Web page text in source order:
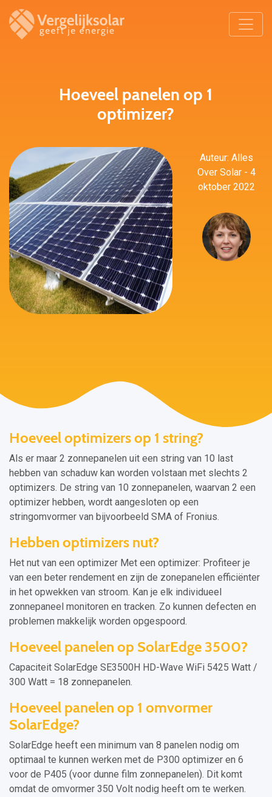
Hoeveel panelen op 1
optimizer?
Auteur: Alles
Over Solar - 4
oktober 2022
Hoeveel optimizers op 1 string?
Als er maar 2 zonnepanelen uit een string van 10 last
hebben van schaduw kan worden volstaan met slechts 2
optimizers. De string van 10 zonnepanelen, waarvan 2 een
optimizer hebben, wordt aangesloten op een
stringomvormer van bijvoorbeeld SMA of Fronius.
Hebben optimizers nut?
Het nut van een optimizer Met een optimizer: Profiteer je
van een beter rendement en zijn de zonepanelen efficiënter
in het opwekken van stroom. Kan je elk individueel
zonnepaneel monitoren en tracken. Zo kunnen defecten en
problemen makkelijk worden opgespoord.
Hoeveel panelen op SolarEdge 3500?
Capaciteit SolarEdge SE3500H HD-Wave WiFi 5425 Watt /
300 Watt = 18 zonnepanelen.
Hoeveel panelen op 1 omvormer
SolarEdge?
SolarEdge heeft een minimum van 8 panelen nodig om
optimaal te kunnen werken met de P300 optimizer en 6
voor de P405 (voor dunne film zonnepanelen). Dit komt
omdat de omvormer 350 Volt nodig heeft om te werken.